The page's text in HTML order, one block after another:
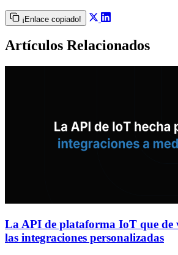
¡Enlace copiado!
Artículos Relacionados
La API de plataforma IoT que de
las integraciones personalizadas